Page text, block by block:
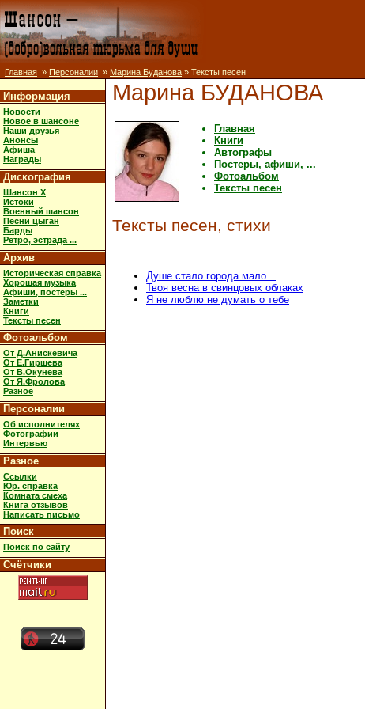
Главная » Персоналии » Марина Буданова » Тексты песен
Информация
Новости
Новое в шансоне
Наши друзья
Анонсы
Афиша
Награды
Дискография
Шансон X
Истоки
Военный шансон
Песни цыган
Барды
Ретро, эстрада ...
Архив
Историческая справка
Хорошая музыка
Афиши, постеры ...
Заметки
Книги
Тексты песен
Фотоальбом
От Д.Анискевича
От Е.Гиршева
От В.Окунева
От Я.Фролова
Разное
Персоналии
Об исполнителях
Фотографии
Интервью
Разное
Ссылки
Юр. справка
Комната смеха
Книга отзывов
Написать письмо
Поиск
Поиск по сайту
Счётчики
Марина БУДАНОВА
Главная
Книги
Автографы
Постеры, афиши, ...
Фотоальбом
Тексты песен
Тексты песен, стихи
Душе стало города мало...
Твоя весна в свинцовых облаках
Я не люблю не думать о тебе